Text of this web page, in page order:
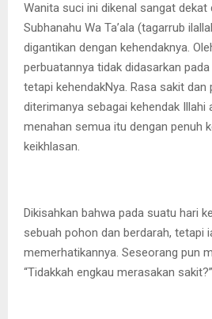
Wanita suci ini dikenal sangat dekat
Subhanahu Wa Ta’ala (tagarrub
digantikan dengan kehendaknya.
perbuatannya tidak didasarkan
tetapi kehendakNya. Rasa sakit dan
diterimanya sebagai kehendak Illahi
menahan semua itu dengan penuh
keikhlasan.
Dikisahkan bahwa pada suatu hari
sebuah pohon dan berdarah, tetapi
memerhatikannya. Seseorang pun
“Tidakkah engkau merasakan sakit?”